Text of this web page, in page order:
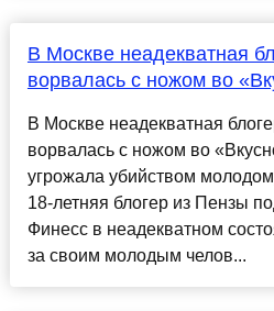
В Москве неадекватная
ворвалась с ножом во
В Москве неадекватная
ворвалась с ножом во
угрожала убийством
18-летняя блогер из Пензы
Финесс в неадекватном
за своим молодым челов...